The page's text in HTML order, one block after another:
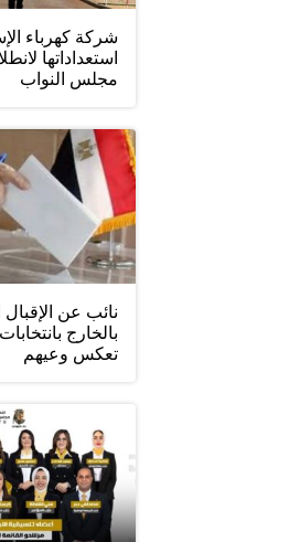
شركة كهرباء
استعداداتها
مجلس النواب
نائب عن
بالخارج
تعكس وعيهم